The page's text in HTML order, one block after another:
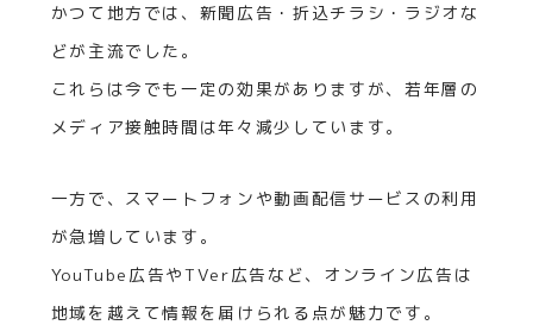
かつて地方では、新聞広告・折込チラシ・ラジオな
どが主流でした。
これらは今でも一定の効果がありますが、若年層の
メディア接触時間は年々減少しています。
一方で、スマートフォンや動画配信サービスの利用
が急増しています。
YouTube広告やTVer広告など、オンライン広告は
地域を越えて情報を届けられる点が魅力です。